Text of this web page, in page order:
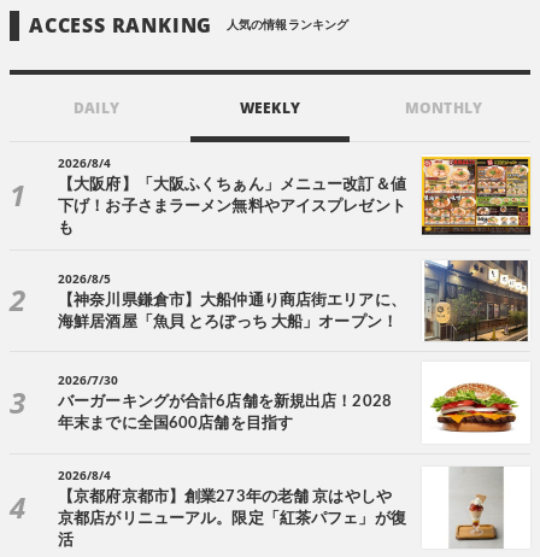
ACCESS RANKING 人気の情報ランキング
DAILY WEEKLY MONTHLY
2026/8/4
【大阪府】「大阪ふくちぁん」メニュー改訂＆値
下げ！お子さまラーメン無料やアイスプレゼント
も
2026/8/5
【神奈川県鎌倉市】大船仲通り商店街エリアに、
海鮮居酒屋「魚貝 とろぼっち 大船」オープン！
2026/7/30
バーガーキングが合計6店舗を新規出店！2028
年末までに全国600店舗を目指す
2026/8/4
【京都府京都市】創業273年の老舗 京はやしや
京都店がリニューアル。限定「紅茶パフェ」が復
活